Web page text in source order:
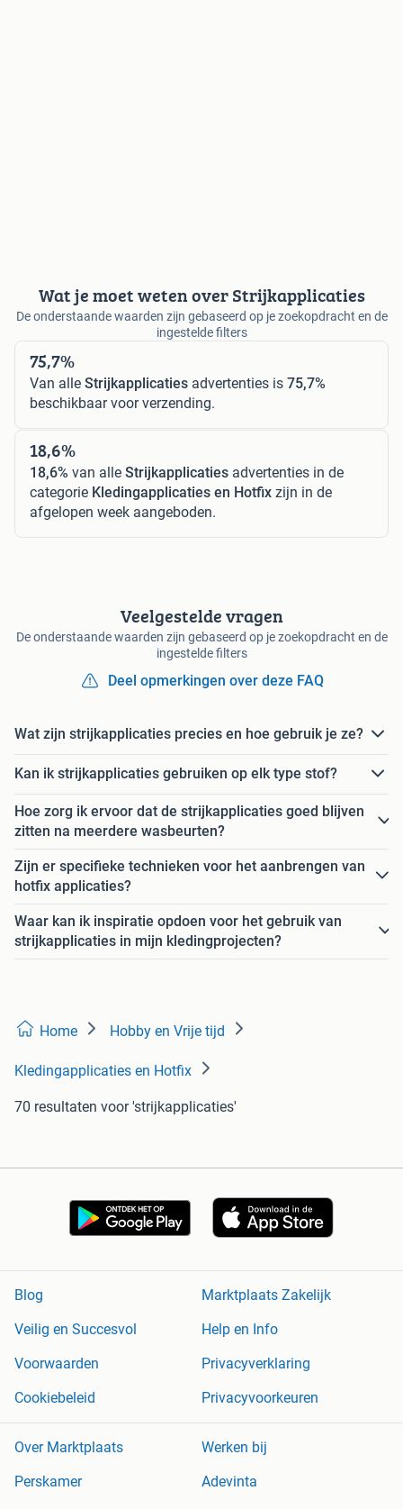
Wat je moet weten over Strijkapplicaties
De onderstaande waarden zijn gebaseerd op je zoekopdracht en de
ingestelde filters
75,7%
Van alle Strijkapplicaties advertenties is 75,7%
beschikbaar voor verzending.
18,6%
18,6% van alle Strijkapplicaties advertenties in de
categorie Kledingapplicaties en Hotfix zijn in de
afgelopen week aangeboden.
Veelgestelde vragen
De onderstaande waarden zijn gebaseerd op je zoekopdracht en de
ingestelde filters
Deel opmerkingen over deze FAQ
Wat zijn strijkapplicaties precies en hoe gebruik je ze?
Kan ik strijkapplicaties gebruiken op elk type stof?
Hoe zorg ik ervoor dat de strijkapplicaties goed blijven
zitten na meerdere wasbeurten?
Zijn er specifieke technieken voor het aanbrengen van
hotfix applicaties?
Waar kan ik inspiratie opdoen voor het gebruik van
strijkapplicaties in mijn kledingprojecten?
Home Hobby en Vrije tijd
Kledingapplicaties en Hotfix
70 resultaten voor 'strijkapplicaties'
Blog
Marktplaats Zakelijk
Veilig en Succesvol
Help en Info
Voorwaarden
Privacyverklaring
Cookiebeleid
Privacyvoorkeuren
Over Marktplaats
Werken bij
Perskamer
Adevinta